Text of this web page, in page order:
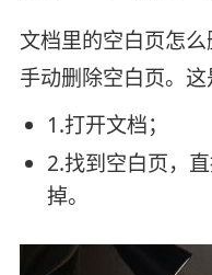
文档里的空白页怎
手动删除空白页。这
1.打开文档；
2.找到空白页，
掉。